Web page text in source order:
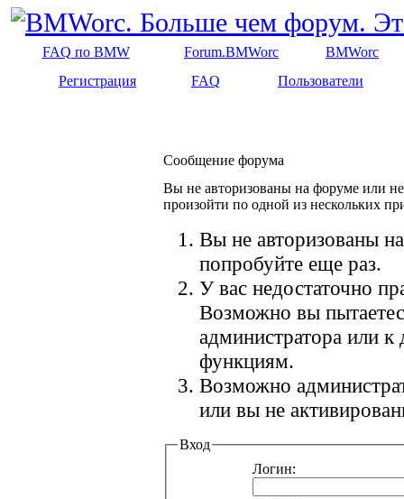
FAQ по BMW Forum.BMWorc
BMWorc
Регистрация
FAQ Пользователи
Сообщение форума
Вы не авторизованы на форуме или
произойти по одной из нескольких
Вы не авторизованы
попробуйте еще раз.
У вас недостаточно
Возможно вы
администратора или
функциям.
Возможно
или вы не
Вход
Логин: